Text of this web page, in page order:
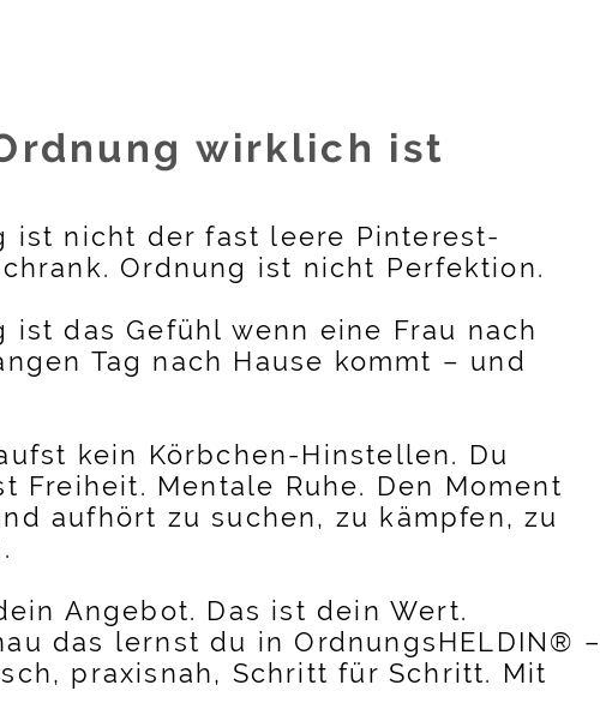
wirklich ist
ist nicht der fast leere Pinterest-
Ordnung ist nicht Perfektion.
ist das Gefühl wenn eine Frau nach
Tag nach Hause kommt – und
kein Körbchen-Hinstellen. Du
Freiheit. Mentale Ruhe. Den Moment
aufhört zu suchen, zu kämpfen, zu
Angebot. Das ist dein Wert.
das lernst du in OrdnungsHELDIN® –
praxisnah, Schritt für Schritt. Mit